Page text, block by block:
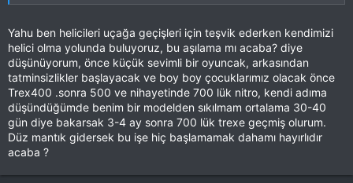
Genişletmek için tıkla ...
Yahu ben helicileri uçağa geçişleri için teşvik ederken kendimizi
helici olma yolunda buluyoruz, bu aşılama mı acaba? diye
düşünüyorum, önce küçük sevimli bir oyuncak, arkasından
tatminsizlikler başlayacak ve boy boy çocuklarımız olacak önce
Trex400 .sonra 500 ve nihayetinde 700 lük nitro, kendi adıma
düşündüğümde benim bir modelden sıkılmam ortalama 30-40
gün diye bakarsak 3-4 ay sonra 700 lük trexe geçmiş olurum.
Düz mantık gidersek bu işe hiç başlamamak dahamı hayırlıdır
acaba ?